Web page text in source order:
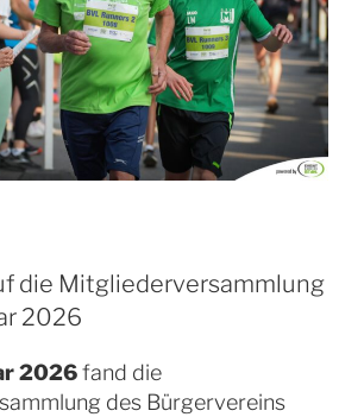
die Mitgliederversammlung
2026
2026fand die
des Bürgervereins